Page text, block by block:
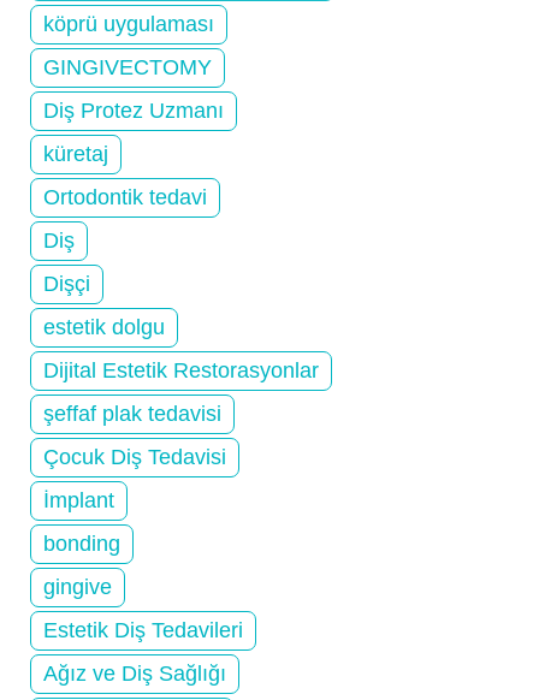
köprü uygulaması
GINGIVECTOMY
Diş Protez Uzmanı
küretaj
Ortodontik tedavi
Diş
Dişçi
estetik dolgu
Dijital Estetik Restorasyonlar
şeffaf plak tedavisi
Çocuk Diş Tedavisi
İmplant
bonding
gingive
Estetik Diş Tedavileri
Ağız ve Diş Sağlığı